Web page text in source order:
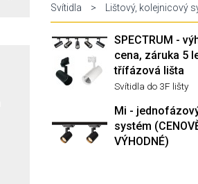
Svítidla > Lištový, kolejnicový
SPECTRUM -
cena, záruka 5
třífázová lišta
Svítidla do 3F lišty
Mi -
systém
VÝHODNÉ)